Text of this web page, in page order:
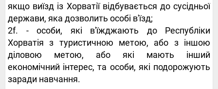
якщо виїзд із Хорватії відбувається до сусідньої
держави, яка дозволить особі в'їзд;
2f. - особи, які в'їжджають до Республіки
Хорватія з туристичною метою, або з іншою
діловою метою, або які мають інший
економічний інтерес, та особи, які подорожують
заради навчання.